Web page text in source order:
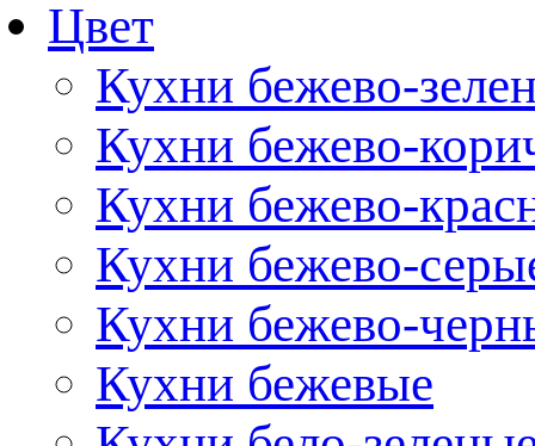
Цвет
Кухни бежево-
Кухни бежево-
Кухни бежево-
Кухни бежево-
Кухни бежево-
Кухни бежевые